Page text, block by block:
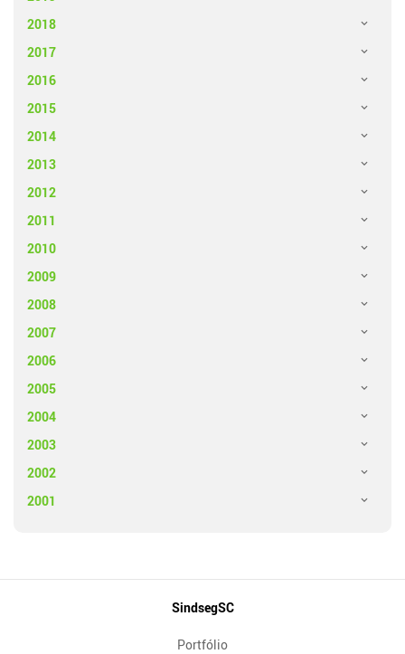
2018
2017
2016
2015
2014
2013
2012
2011
2010
2009
2008
2007
2006
2005
2004
2003
2002
2001
SindsegSC
Portfólio